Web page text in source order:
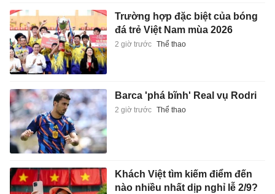
Trường hợp đặc biệt của bóng
đá trẻ Việt Nam mùa 2026
2 giờ trước Thể thao
Barca 'phá bĩnh' Real vụ Rodri
2 giờ trước Thể thao
Khách Việt tìm kiếm điểm đến
nào nhiều nhất dịp nghỉ lễ 2/9?